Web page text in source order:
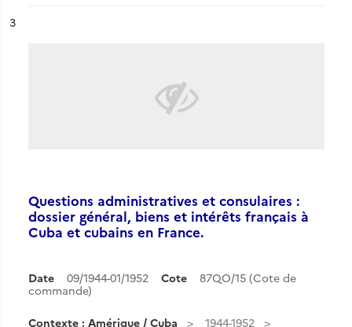
n°
3
Questions administratives et consulaires :
dossier général, biens et intérêts français à
Cuba et cubains en France.
Date 09/1944-01/1952 Cote
87QO/15 (Cote de
commande)
Contexte : Amérique / Cuba
1944-1952